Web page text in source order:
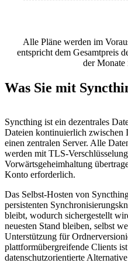
Alle Pläne werden im
entspricht dem Gesamtpreis
der Monate
Was Sie mit
Syncthing ist ein dezentrales
Dateien kontinuierlich zwischen
einen zentralen Server. Alle
werden mit TLS-
Vorwärtsgeheimhaltung
Konto erforderlich.
Das Selbst-Hosten von
persistenten
bleibt, wodurch sichergestellt
neuesten Stand bleiben, selbst
Unterstützung für
plattformübergreifende Clients
datenschutzorientierte